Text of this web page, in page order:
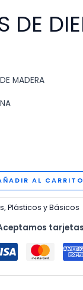
DE
MADERA
AL CARRITO
,Plásticos y Básicos
tarjetas